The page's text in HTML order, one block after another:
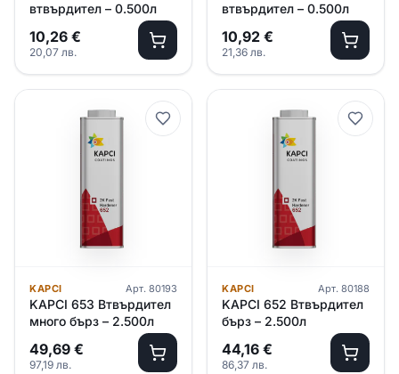
втвърдител – 0.500л
10,26 €
20,07 лв.
втвърдител – 0.500л
10,92 €
21,36 лв.
KAPCI Арт. 80193
KAPCI 653 Втвърдител
много бърз – 2.500л
49,69 €
97,19 лв.
KAPCI Арт. 80188
KAPCI 652 Втвърдител
бърз – 2.500л
44,16 €
86,37 лв.